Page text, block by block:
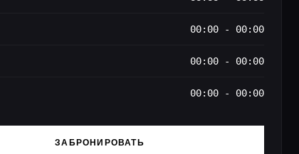
00:00 - 00:00
00:00 - 00:00
00:00 - 00:00
ЗАБРОНИРОВАТЬ